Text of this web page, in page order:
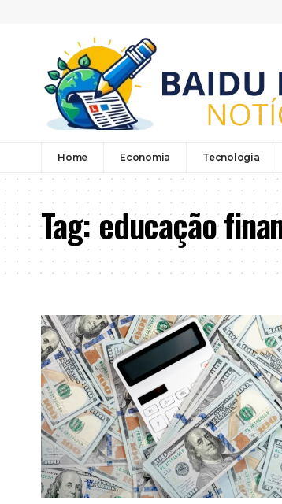
Home Economia Tecnologia
Tag:educação